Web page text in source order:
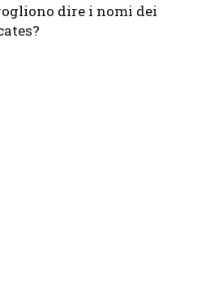
dire i nomi dei